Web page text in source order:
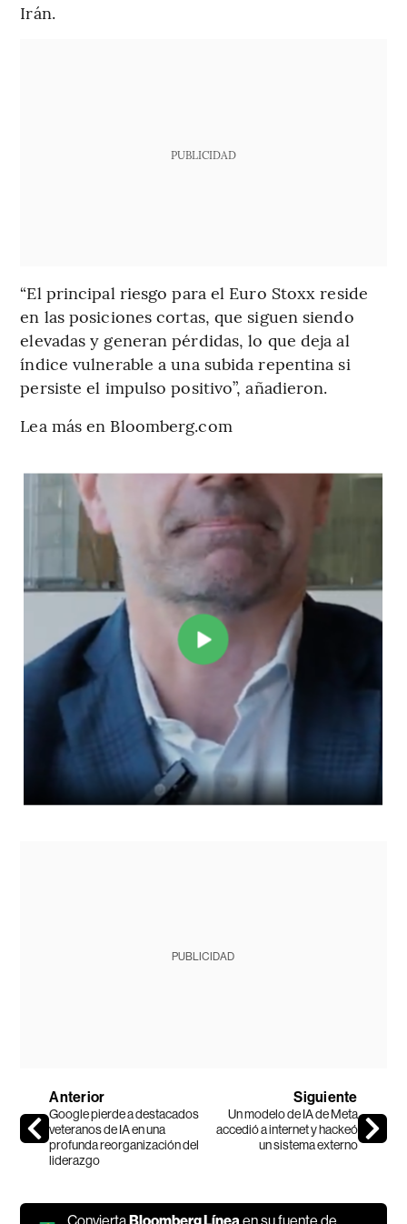
Irán.
PUBLICIDAD
“El principal riesgo para el Euro Stoxx reside
en las posiciones cortas, que siguen siendo
elevadas y generan pérdidas, lo que deja al
índice vulnerable a una subida repentina si
persiste el impulso positivo”, añadieron.
Lea más en Bloomberg.com
PUBLICIDAD
Anterior
Google pierde a destacados
veteranos de IA en una
profunda reorganización del
liderazgo
Siguiente
Un modelo de IA de Meta
accedió a internet y hackeó
un sistema externo